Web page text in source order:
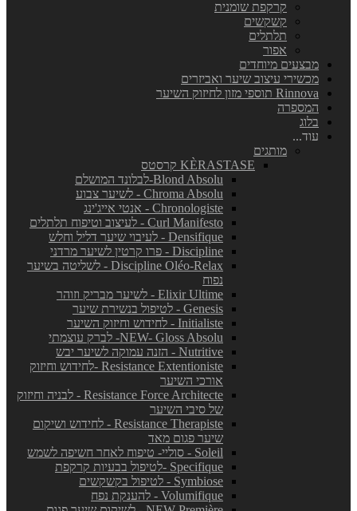
קרקפת שומנית
קשקשים
תלתלים
אפור
מבצעים מיוחדים
מכשירי עיצוב שיער ואביזרים
Rinnova תוספי מזון לחיזוק השיער
המספרה
בלוג
עוד...
מותגים
KÈRASTASE קרסטס
Blond Absolu-לבלונד המושלם
Chroma Absolu - לשיער צבוע
Chronologiste - אנטי אייג'ינג
Curl Manifesto - לעיצוב וטיפוח תלתלים
Densifique - לעיבוי שיער דליל וחלש
Discipline - פרו קרטין לשיער מרדני
Discipline Oléo-Relax - לשליטה בשיער
נפוח
Elixir Ultime - לשיער מבריק וזוהר
Genesis - לטיפול בנשירת שיער
Initialiste - לחידוש וחיזוק השיער
NEW- Gloss Absolu- לברק עוצמתי
Nutritive - הזנה עמוקה לשיער יבש
Resistance Extentioniste -לחידוש וחיזוק
אורכי השיער
Resistance Force Architecte - לבניה וחיזוק
של סיבי השיער
Resistance Therapiste - לחידוש ושיקום
שיער פגום מאד
Soleil - סוליי- טיפוח לאחר חשיפה לשמש
Specifique -לטיפול בבעיות קרקפת
Symbiose - לטיפול בקשקשים
Volumifique - להענקת נפח